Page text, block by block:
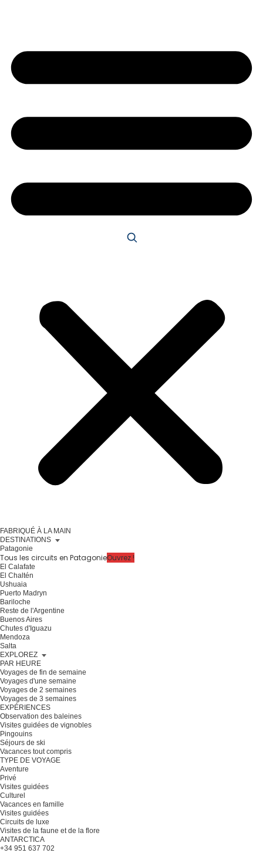
FABRIQUÉ À LA MAIN
DESTINATIONS
Patagonie
Tous les circuits en PatagonieOuvrez !
El Calafate
El Chaltén
Ushuaia
Puerto Madryn
Bariloche
Reste de l'Argentine
Buenos Aires
Chutes d'Iguazu
Mendoza
Salta
EXPLOREZ
PAR HEURE
Voyages de fin de semaine
Voyages d'une semaine
Voyages de 2 semaines
Voyages de 3 semaines
EXPÉRIENCES
Observation des baleines
Visites guidées de vignobles
Pingouins
Séjours de ski
Vacances tout compris
TYPE DE VOYAGE
Aventure
Privé
Visites guidées
Culturel
Vacances en famille
Visites guidées
Circuits de luxe
Visites de la faune et de la flore
ANTARCTICA
+34 951 637 702